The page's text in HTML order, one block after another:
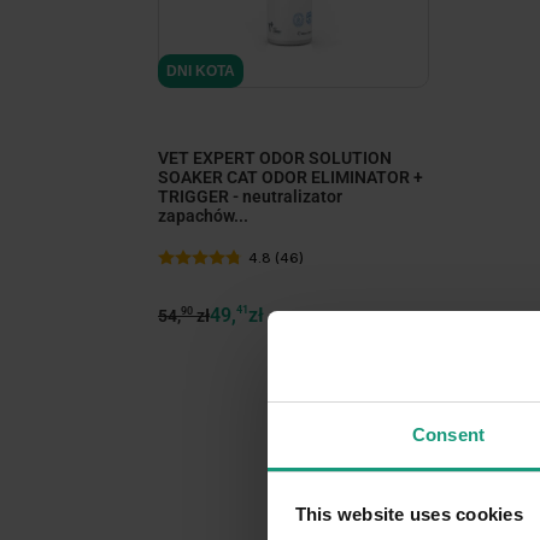
Consent
This website uses cookies
DNI KOTA
VET EXPERT ODOR SOLUTION
SOAKER CAT ODOR ELIMINATOR +
TRIGGER - neutralizator
zapachów...
4.8 (46)
54,90zł49,41 zł